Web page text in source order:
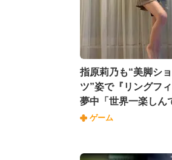
指原莉乃も“美脚シ
ツ”姿で『リングフ
夢中「世界一楽しん
ゲーム